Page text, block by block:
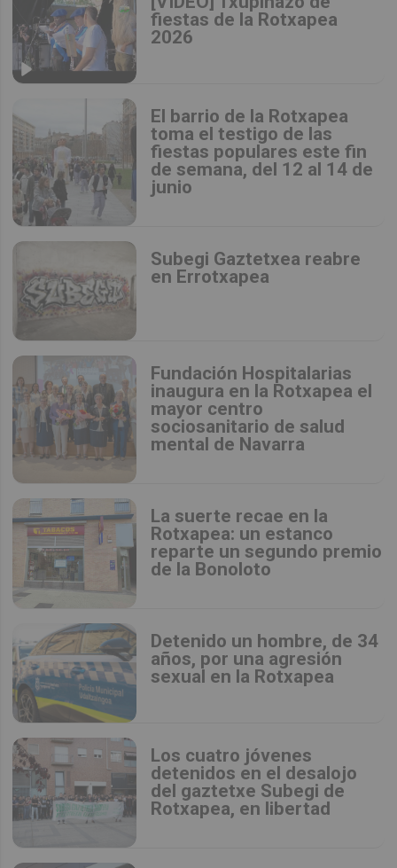
fiestas de la Rotxapea
2026
El barrio de la Rotxapea
toma el testigo de las
fiestas populares este fin
de semana, del 12 al 14 de
junio
Subegi Gaztetxea reabre
en Errotxapea
Fundación Hospitalarias
inaugura en la Rotxapea el
mayor centro
sociosanitario de salud
mental de Navarra
La suerte recae en la
Rotxapea: un estanco
reparte un segundo premio
de la Bonoloto
Detenido un hombre, de 34
años, por una agresión
sexual en la Rotxapea
Los cuatro jóvenes
detenidos en el desalojo
del gaztetxe Subegi de
Rotxapea, en libertad